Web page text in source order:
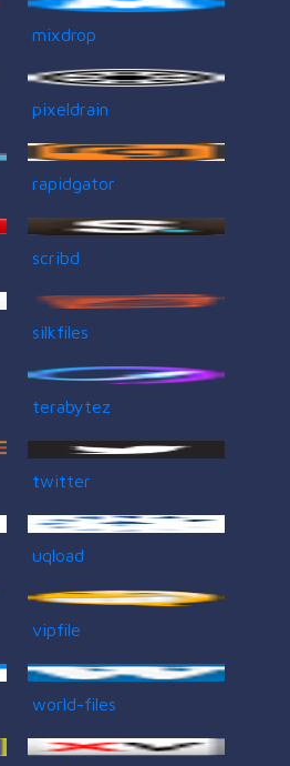
mixdrop
pixeldrain
rapidgator
scribd
silkfiles
terabytez
twitter
uqload
vipfile
world-files